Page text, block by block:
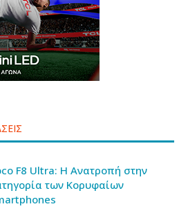
F8 Ultra: Η Ανατροπή στην
των Κορυφαίων